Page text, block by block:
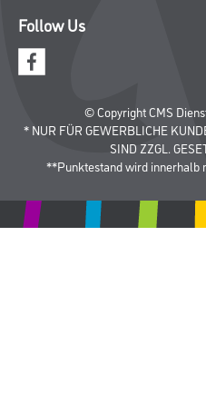
Follow Us
© Copyright CMS
* NUR FÜR GEWERBLICHE
SIND ZZGL.
**Punktestand wird innerhalb